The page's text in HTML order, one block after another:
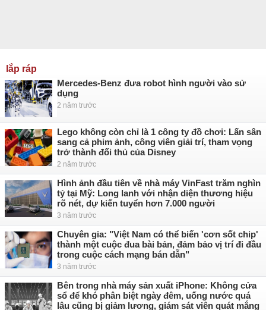
lắp ráp
Mercedes-Benz đưa robot hình người vào sử
dụng
2 năm trước
Lego không còn chỉ là 1 công ty đồ chơi: Lấn sân
sang cả phim ảnh, công viên giải trí, tham vọng
trở thành đối thủ của Disney
2 năm trước
Hình ảnh đầu tiên về nhà máy VinFast trăm nghìn
tỷ tại Mỹ: Long lanh với nhận diện thương hiệu
rõ nét, dự kiến tuyển hơn 7.000 người
3 năm trước
Chuyên gia: "Việt Nam có thể biến 'cơn sốt chip'
thành một cuộc đua bài bản, đảm bảo vị trí đi đầu
trong cuộc cách mạng bán dẫn"
3 năm trước
Bên trong nhà máy sản xuất iPhone: Không cửa
sổ để khó phân biệt ngày đêm, uống nước quá
lâu cũng bị giảm lương, giám sát viên quát mắng